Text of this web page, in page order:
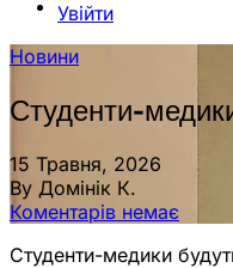
Увійти
Новини
Студенти-
15 Травня, 2026
By Домінік К.
Коментарів немає
Студенти-медики